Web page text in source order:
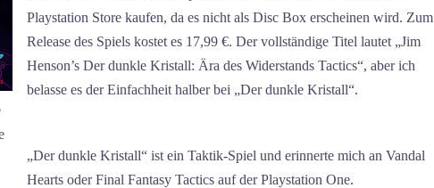
Playstation Store kaufen, da es nicht als Disc Box erscheinen wird. Zum
Release des Spiels kostet es 17,99 €. Der vollständige Titel lautet „Jim
Henson’s Der dunkle Kristall: Ära des Widerstands Tactics“, aber ich
belasse es der Einfachheit halber bei „Der dunkle Kristall“.
„Der dunkle Kristall“ ist ein Taktik-Spiel und erinnerte mich an Vandal
Hearts oder Final Fantasy Tactics auf der Playstation One.